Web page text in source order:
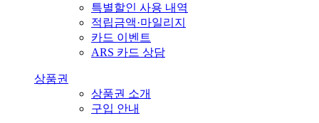
특별할인 사용 내역
적립금액·마일리지
카드 이벤트
ARS 카드 상담
상품권
상품권 소개
구입 안내